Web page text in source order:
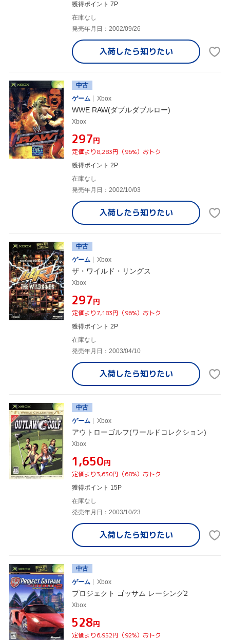
獲得ポイント 7P
在庫なし
発売年月日：2002/09/26
入荷したら知りたい
中古
ゲーム
Xbox
WWE RAW(ダブルダブルロー)
Xbox
¥297円
定価より8,283円（96%）おトク
獲得ポイント 2P
在庫なし
発売年月日：2002/10/03
入荷したら知りたい
中古
ゲーム
Xbox
ザ・ワイルド・リングス
Xbox
¥297円
定価より7,183円（96%）おトク
獲得ポイント 2P
在庫なし
発売年月日：2003/04/10
入荷したら知りたい
中古
ゲーム
Xbox
アウトローゴルフ(ワールドコレクション)
Xbox
¥1,650円
定価より3,630円（68%）おトク
獲得ポイント 15P
在庫なし
発売年月日：2003/10/23
入荷したら知りたい
中古
ゲーム
Xbox
プロジェクト ゴッサム レーシング2
Xbox
¥528円
定価より6,952円（92%）おトク